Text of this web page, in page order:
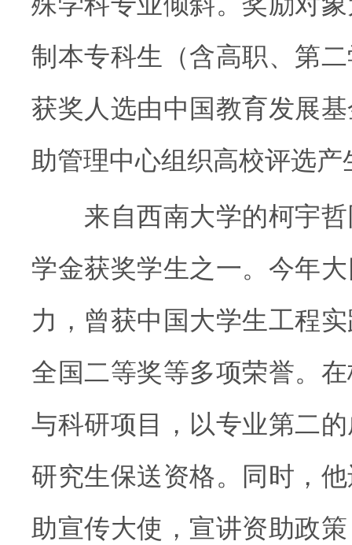
制本专科生（含高职、第
获奖人选由中国教育发展
助管理中心组织高校评选产
来自西南大学的柯宇哲
学金获奖学生之一。今年
力，曾获中国大学生工程
全国二等奖等多项荣誉。
与科研项目，以专业第二
研究生保送资格。同时，
助宣传大使，宣讲资助政